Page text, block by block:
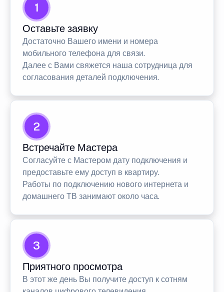
1
Оставьте заявку
Достаточно Вашего имени и номера
мобильного телефона для связи.
Далее с Вами свяжется наша сотрудница для
согласования деталей подключения.
2
Встречайте Мастера
Согласуйте с Мастером дату подключения и
предоставьте ему доступ в квартиру.
Работы по подключению нового интернета и
домашнего ТВ занимают около часа.
3
Приятного просмотра
В этот же день Вы получите доступ к сотням